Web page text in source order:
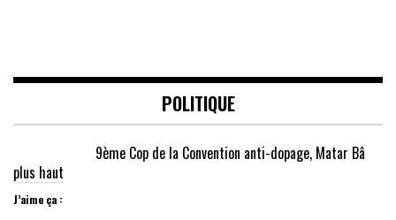
POLITIQUE
9ème Cop de la Convention anti-dopage, Matar Bâ
plus haut
J’aime ça :